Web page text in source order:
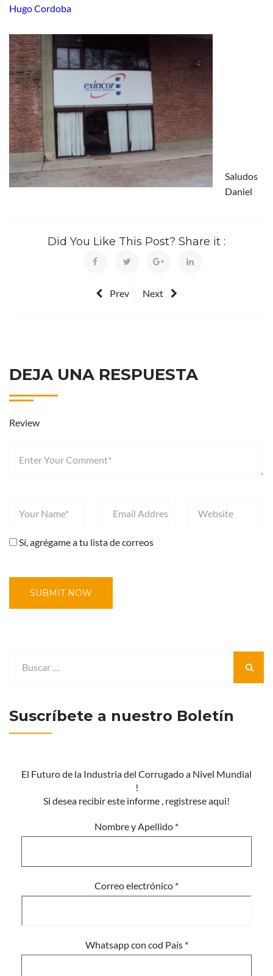
Hugo Cordoba
Saludos
Daniel
Did You Like This Post? Share it :
Prev Next
DEJA UNA RESPUESTA
Review
Sí, agrégame a tu lista de correos
Suscríbete a nuestro Boletín
El Futuro de la Industria del Corrugado a Nivel Mundial
!
Si desea recibir este informe , registrese aqui!
Nombre y Apellido *
Correo electrónico *
Whatsapp con cod País *